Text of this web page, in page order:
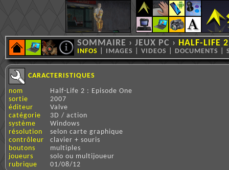
SOMMAIRE › JEUX PC › HALF-LIFE
INFOS IMAGES VIDEOS DOCUMENTS
CARACTERISTIQUES
nom
Half-Life 2 : Episode One
sortie
2007
éditeur
Valve
catégorie
3D / action
système
Windows
résolution
selon carte graphique
contrôleur
clavier + souris
boutons
multiples
joueurs
solo ou multijoueur
rubrique
01/08/12